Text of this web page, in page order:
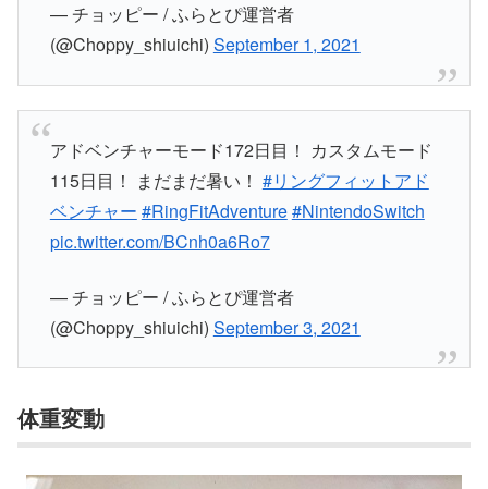
— チョッピー / ふらとぴ運営者
(@Choppy_shiuichi) September 1, 2021
アドベンチャーモード172日目！ カスタムモード
115日目！ まだまだ暑い！ #リングフィットアド
ベンチャー #RingFitAdventure#NintendoSwitch
pic.twitter.com/BCnh0a6Ro7
— チョッピー / ふらとぴ運営者
(@Choppy_shiuichi) September 3, 2021
体重変動